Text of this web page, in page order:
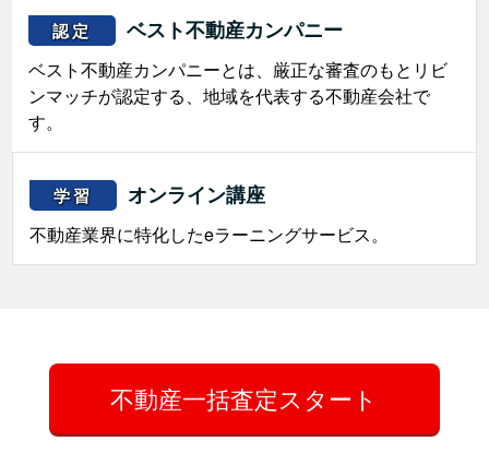
認定 ベスト不動産カンパニー
ベスト不動産カンパニーとは、厳正な審査のもとリビ
ンマッチが認定する、地域を代表する不動産会社で
す。
学習 オンライン講座
不動産業界に特化したeラーニングサービス。
不動産一括査定スタート